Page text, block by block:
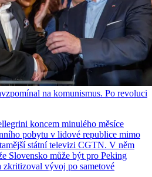
na komunismus. Po revoluci
koncem minulého měsíce
pobytu v lidové republice mimo
státní televizi CGTN. V něm
Slovensko může být pro Peking
vývoj po sametové